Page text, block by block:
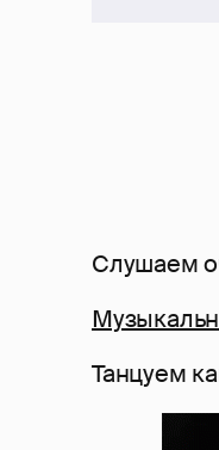
Слушаем
Танцуем